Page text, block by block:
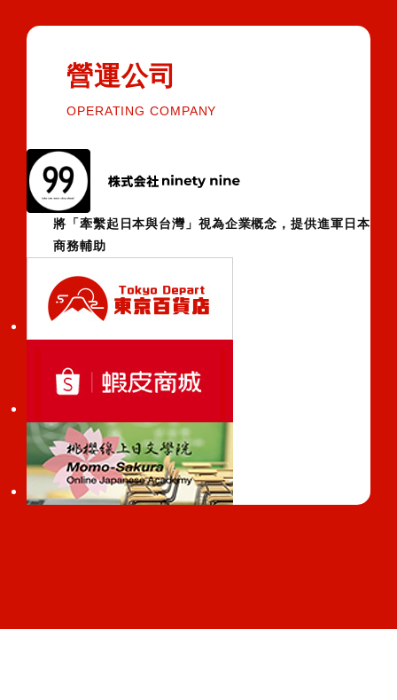
營運公司
OPERATING COMPANY
將「牽繫起日本與台灣」視為企業概念，提供進軍日本
商務輔助